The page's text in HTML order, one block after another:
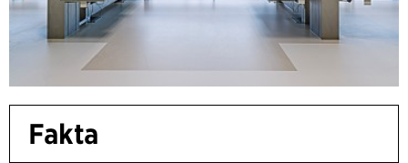
Fakta